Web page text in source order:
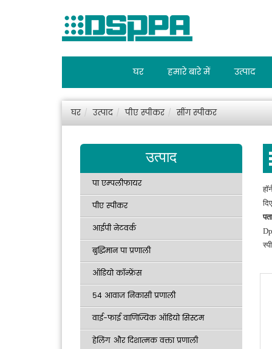
घर हमारे बारे में उत्पाद
घर उत्पाद पीए स्पीकर सींग स्पीकर
उत्पाद
पा एम्पलीफायर
पीए स्पीकर
आईपी नेटवर्क
बुद्धिमान पा प्रणाली
ऑडियो कॉन्फ्रेंस
54 आवाज निकासी प्रणाली
वाई-फाई वाणिज्यिक ऑडियो सिस्टम
हेलिंग और दिशात्मक वक्ता प्रणाली